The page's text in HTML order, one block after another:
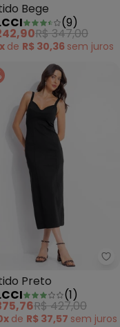
Bege
(9)
R$ 347,00
de R$ 30,36 sem juros
Rosa
Preto
(1)
R$ 427,00
de R$ 37,57 sem juros